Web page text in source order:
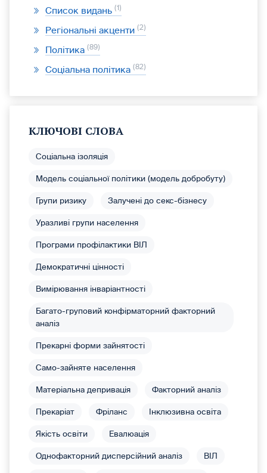
Список видань 1
Регіональні акценти 2
Політика 89
Соціальна політика 82
КЛЮЧОВІ СЛОВА
Соціальна ізоляція
Модель соціальної політики (модель добробуту)
Групи ризику Залучені до секс-бізнесу
Уразливі групи населення
Програми профілактики ВІЛ
Демократичні цінності
Вимірювання інваріантності
Багато-груповий конфірматорний факторний
аналіз
Прекарні форми зайнятості
Само-зайняте населення
Матеріальна депривація Факторний аналіз
Прекаріат Фріланс Інклюзивна освіта
Якість освіти Евалюація
Однофакторний дисперсійний аналіз ВІЛ